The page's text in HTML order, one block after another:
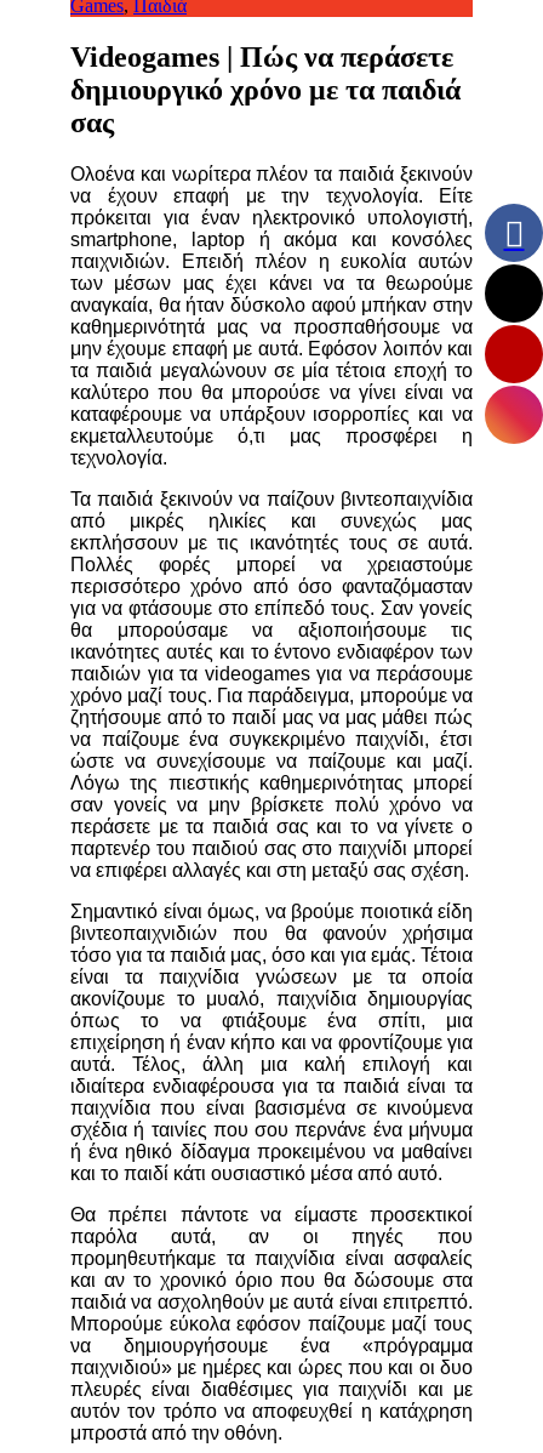
Games, Παιδιά
Videogames | Πώς να περάσετε
δημιουργικό χρόνο με τα παιδιά
σας
Ολοένα και νωρίτερα πλέον τα παιδιά ξεκινούν
να έχουν επαφή με την τεχνολογία. Είτε
πρόκειται για έναν ηλεκτρονικό υπολογιστή,
smartphone, laptop ή ακόμα και κονσόλες
παιχνιδιών. Επειδή πλέον η ευκολία αυτών
των μέσων μας έχει κάνει να τα θεωρούμε
αναγκαία, θα ήταν δύσκολο αφού μπήκαν στην
καθημερινότητά μας να προσπαθήσουμε να
μην έχουμε επαφή με αυτά. Εφόσον λοιπόν και
τα παιδιά μεγαλώνουν σε μία τέτοια εποχή το
καλύτερο που θα μπορούσε να γίνει είναι να
καταφέρουμε να υπάρξουν ισορροπίες και να
εκμεταλλευτούμε ό,τι μας προσφέρει η
τεχνολογία.
Τα παιδιά ξεκινούν να παίζουν βιντεοπαιχνίδια
από μικρές ηλικίες και συνεχώς μας
εκπλήσσουν με τις ικανότητές τους σε αυτά.
Πολλές φορές μπορεί να χρειαστούμε
περισσότερο χρόνο από όσο φανταζόμασταν
για να φτάσουμε στο επίπεδό τους. Σαν γονείς
θα μπορούσαμε να αξιοποιήσουμε τις
ικανότητες αυτές και το έντονο ενδιαφέρον των
παιδιών για τα videogames για να περάσουμε
χρόνο μαζί τους. Για παράδειγμα, μπορούμε να
ζητήσουμε από το παιδί μας να μας μάθει πώς
να παίζουμε ένα συγκεκριμένο παιχνίδι, έτσι
ώστε να συνεχίσουμε να παίζουμε και μαζί.
Λόγω της πιεστικής καθημερινότητας μπορεί
σαν γονείς να μην βρίσκετε πολύ χρόνο να
περάσετε με τα παιδιά σας και το να γίνετε ο
παρτενέρ του παιδιού σας στο παιχνίδι μπορεί
να επιφέρει αλλαγές και στη μεταξύ σας σχέση.
Σημαντικό είναι όμως, να βρούμε ποιοτικά είδη
βιντεοπαιχνιδιών που θα φανούν χρήσιμα
τόσο για τα παιδιά μας, όσο και για εμάς. Τέτοια
είναι τα παιχνίδια γνώσεων με τα οποία
ακονίζουμε το μυαλό, παιχνίδια δημιουργίας
όπως το να φτιάξουμε ένα σπίτι, μια
επιχείρηση ή έναν κήπο και να φροντίζουμε για
αυτά. Τέλος, άλλη μια καλή επιλογή και
ιδιαίτερα ενδιαφέρουσα για τα παιδιά είναι τα
παιχνίδια που είναι βασισμένα σε κινούμενα
σχέδια ή ταινίες που σου περνάνε ένα μήνυμα
ή ένα ηθικό δίδαγμα προκειμένου να μαθαίνει
και το παιδί κάτι ουσιαστικό μέσα από αυτό.
Θα πρέπει πάντοτε να είμαστε προσεκτικοί
παρόλα αυτά, αν οι πηγές που
προμηθευτήκαμε τα παιχνίδια είναι ασφαλείς
και αν το χρονικό όριο που θα δώσουμε στα
παιδιά να ασχοληθούν με αυτά είναι επιτρεπτό.
Μπορούμε εύκολα εφόσον παίζουμε μαζί τους
να δημιουργήσουμε ένα «πρόγραμμα
παιχνιδιού» με ημέρες και ώρες που και οι δυο
πλευρές είναι διαθέσιμες για παιχνίδι και με
αυτόν τον τρόπο να αποφευχθεί η κατάχρηση
μπροστά από την οθόνη.